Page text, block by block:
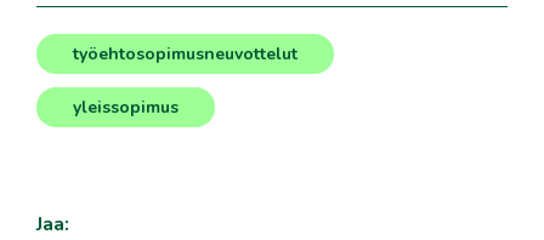
työehtosopimusneuvottelut
, yleissopimus
Jaa: